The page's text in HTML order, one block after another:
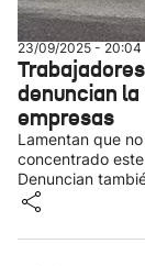
23/09/2025 - 20:04
denuncian
empresas
Lamentan que
concentrado
Denuncian